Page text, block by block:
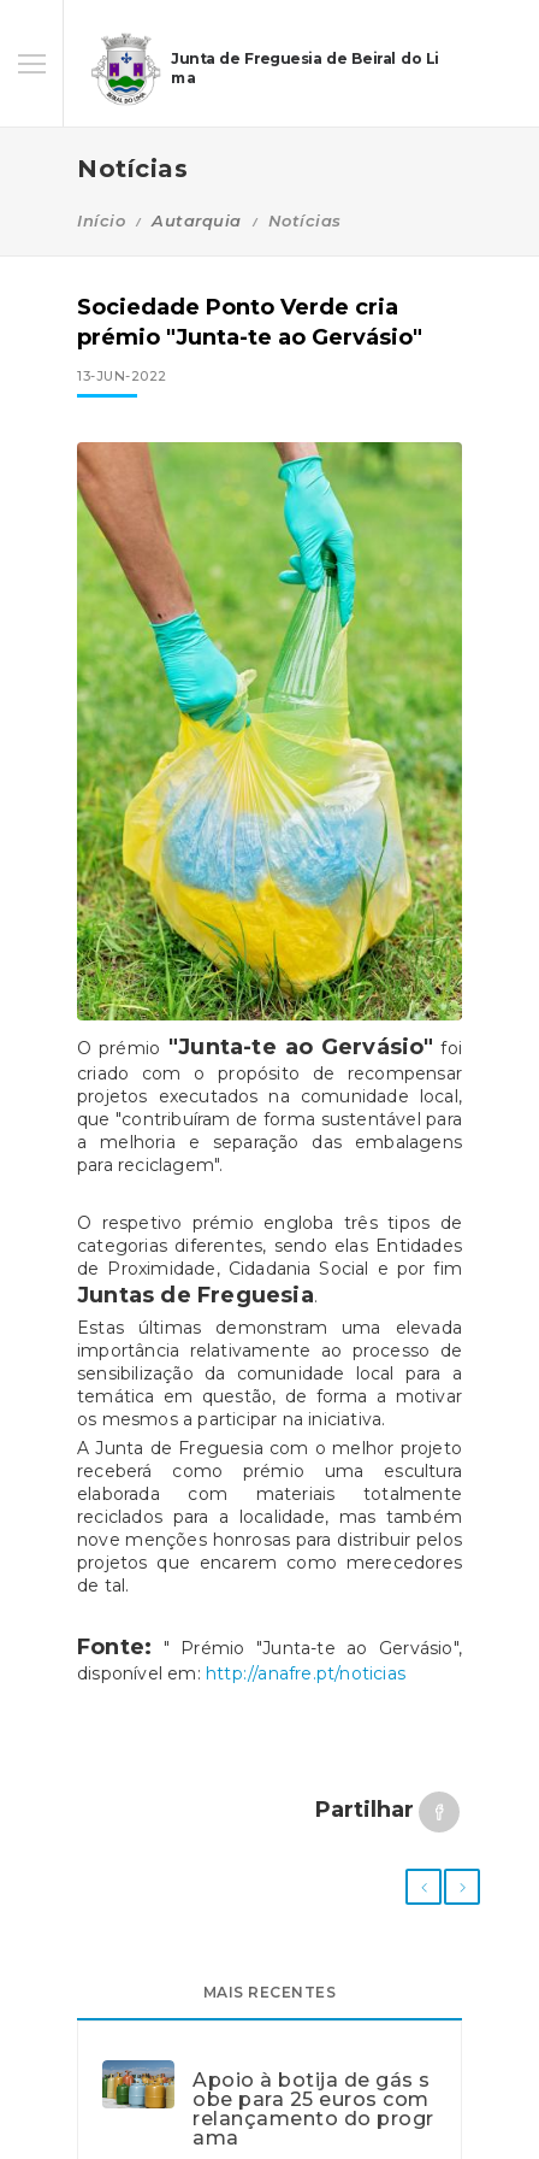
Junta de Freguesia de Beiral do Li
ma
Notícias
Início Autarquia Notícias
Sociedade Ponto Verde cria
prémio "Junta-te ao Gervásio"
13-JUN-2022
O prémio "Junta-te ao Gervásio" foi
criado com o propósito de recompensar
projetos executados na comunidade local,
que "contribuíram de forma sustentável para
a melhoria e separação das embalagens
para reciclagem".
O respetivo prémio engloba três tipos de
categorias diferentes, sendo elas Entidades
de Proximidade, Cidadania Social e por fim
Juntas de Freguesia.
Estas últimas demonstram uma elevada
importância relativamente ao processo de
sensibilização da comunidade local para a
temática em questão, de forma a motivar
os mesmos a participar na iniciativa.
A Junta de Freguesia com o melhor projeto
receberá como prémio uma escultura
elaborada com materiais totalmente
reciclados para a localidade, mas também
nove menções honrosas para distribuir pelos
projetos que encarem como merecedores
de tal.
Fonte: " Prémio "Junta-te ao Gervásio",
disponível em: http://anafre.pt/noticias
Partilhar
MAIS RECENTES
Apoio à botija de gás s
obe para 25 euros com
relançamento do progr
ama